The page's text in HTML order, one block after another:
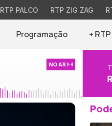
RTP PALCO RTP ZIG ZAG
Programação +
NO AR